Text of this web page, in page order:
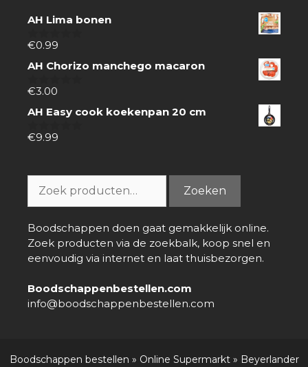
AH Lima bonen
0
5
€0.99
AH Chorizo manchego macaron
0
5
€3.00
AH Easy cook koekenpan 20 cm
0
€9.99
naar:
Zoeken
Boodschappen doen gaat gemakkelijk online.
Zoek producten via de zoekbalk, koop snel en
eenvoudig via internet en laat thuisbezorgen.
Boodschappenbestellen.com
info@boodschappenbestellen.com
Boodschappen bestellen » Online Supermarkt» Beyerlander